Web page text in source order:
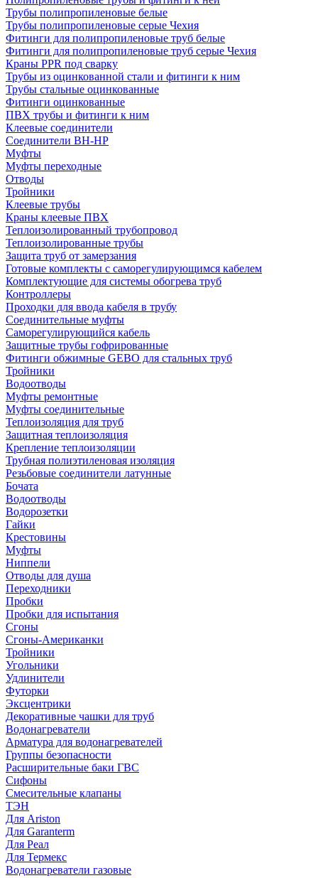
Трубы полипропиленовые белые
Трубы полипропиленовые серые Чехия
Фитинги для полипропиленовые труб белые
Фитинги для полипропиленовые труб серые Чехия
Краны PPR под сварку
Трубы из оцинкованной стали и фитинги к ним
Трубы стальные оцинкованные
Фитинги оцинкованные
ПВХ трубы и фитинги к ним
Клеевые соединители
Соединители ВН-НР
Муфты
Муфты переходные
Отводы
Тройники
Клеевые трубы
Краны клеевые ПВХ
Теплоизолированный трубопровод
Теплоизолированные трубы
Защита труб от замерзания
Готовые комплекты с саморегулирующимся кабелем
Комплектующие для системы обогрева труб
Контроллеры
Проходки для ввода кабеля в трубу
Соединительные муфты
Саморегулирующийся кабель
Защитные трубы гофрированные
Фитинги обжимные GEBO для стальных труб
Тройники
Водоотводы
Муфты ремонтные
Муфты соединительные
Теплоизоляция для труб
Защитная теплоизоляция
Крепление теплоизоляции
Трубная полиэтиленовая изоляция
Резьбовые соединители латунные
Бочата
Водоотводы
Водорозетки
Гайки
Крестовины
Муфты
Ниппели
Отводы для душа
Переходники
Пробки
Пробки для испытания
Сгоны
Сгоны-Американки
Тройники
Угольники
Удлинители
Футорки
Эксцентрики
Декоративные чашки для труб
Водонагреватели
Арматура для водонагревателей
Группы безопасности
Расширительные баки ГВС
Сифоны
Смесительные клапаны
ТЭН
Для Ariston
Для Garanterm
Для Реал
Для Термекс
Водонагреватели газовые